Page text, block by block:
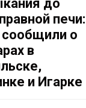
до
о
в
и Игарке